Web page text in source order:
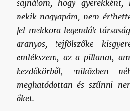
sajnálom, hogy
nekik nagyapám, nem
fel mekkora legendák
aranyos, tejfölszőke
emlékszem, az a pillanat,
kezdőkörből, miközben
meghatódottan és szűnni
őket.